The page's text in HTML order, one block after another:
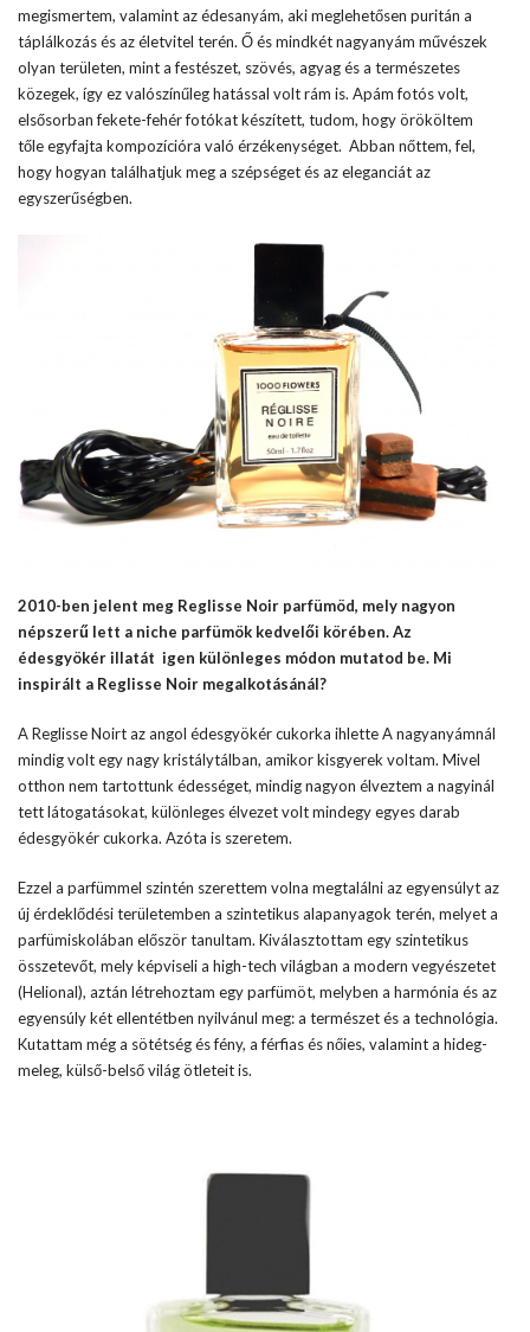
megismertem, valamint az édesanyám, aki meglehetősen puritán a
táplálkozás és az életvitel terén. Ő és mindkét nagyanyám művészek
olyan területen, mint a festészet, szövés, agyag és a természetes
közegek, így ez valószínűleg hatással volt rám is. Apám fotós volt,
elsősorban fekete-fehér fotókat készített, tudom, hogy örököltem
tőle egyfajta kompozícióra való érzékenységet. Abban nőttem, fel,
hogy hogyan találhatjuk meg a szépséget és az eleganciát az
egyszerűségben.
2010-ben jelent meg Reglisse Noir parfümöd, mely nagyon
népszerű lett a niche parfümök kedvelői körében. Az
édesgyökér illatát igen különleges módon mutatod be. Mi
inspirált a Reglisse Noir megalkotásánál?
A Reglisse Noirt az angol édesgyökér cukorka ihlette A nagyanyámnál
mindig volt egy nagy kristálytálban, amikor kisgyerek voltam. Mivel
otthon nem tartottunk édességet, mindig nagyon élveztem a nagyinál
tett látogatásokat, különleges élvezet volt mindegy egyes darab
édesgyökér cukorka. Azóta is szeretem.
Ezzel a parfümmel szintén szerettem volna megtalálni az egyensúlyt az
új érdeklődési területemben a szintetikus alapanyagok terén, melyet a
parfümiskolában először tanultam. Kiválasztottam egy szintetikus
összetevőt, mely képviseli a high-tech világban a modern vegyészetet
(Helional), aztán létrehoztam egy parfümöt, melyben a harmónia és az
egyensúly két ellentétben nyilvánul meg: a természet és a technológia.
Kutattam még a sötétség és fény, a férfias és nőies, valamint a hideg-
meleg, külső-belső világ ötleteit is.